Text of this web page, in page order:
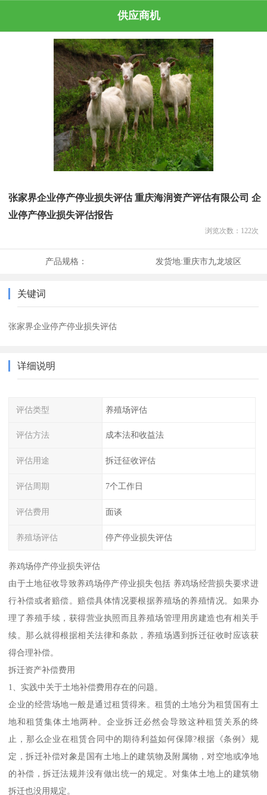
供应商机
张家界企业停产停业损失评估 重庆海润资产评估有限公司 企
业停产停业损失评估报告
浏览次数： 122次
产品规格： 发货地:重庆市九龙坡区
关键词
张家界企业停产停业损失评估
详细说明
评估类型 养殖场评估
评估方法 成本法和收益法
评估用途 拆迁征收评估
评估周期 7个工作日
评估费用 面谈
养殖场评估 停产停业损失评估
养鸡场停产停业损失评估
由于土地征收导致养鸡场停产停业损失包括 养鸡场经营损失要求进
行补偿或者赔偿。赔偿具体情况要根据养殖场的养殖情况。如果办
理了养殖手续，获得营业执照而且养殖场管理用房建造也有相关手
续。那么就得根据相关法律和条款，养殖场遇到拆迁征收时应该获
得合理补偿。
拆迁资产补偿费用
1、实践中关于土地补偿费用存在的问题。
企业的经营场地一般是通过租赁得来。租赁的土地分为租赁国有土
地和租赁集体土地两种。企业拆迁必然会导致这种租赁关系的终
止，那么企业在租赁合同中的期待利益如何保障?根据《条例》规
定，拆迁补偿对象是国有土地上的建筑物及附属物，对空地或净地
的补偿，拆迁法规并没有做出统一的规定。对集体土地上的建筑物
拆迁也没用规定。